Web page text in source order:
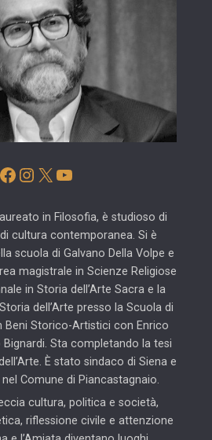
Facebook
Instagram
X YouTube
in Filosofia, è studioso di
cultura contemporanea. Si è
scuola di Galvano Della Volpe e
magistrale in Scienze Religiose
in Storia dell’Arte Sacra e la
dell’Arte presso la Scuola di
Beni Storico-Artistici con Enrico
Sta completando la tesi
È stato sindaco di Siena e
Comune di Piancastagnaio.
cultura, politica e società,
riflessione civile e attenzione